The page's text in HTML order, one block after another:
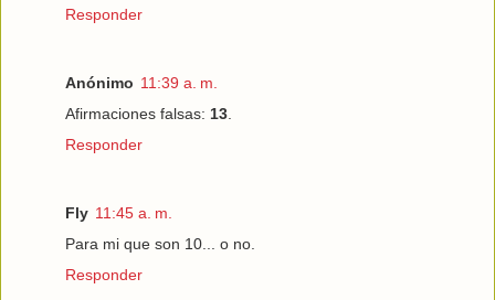
Responder
Anónimo 11:39 a. m.
Afirmaciones falsas: 13.
Responder
Fly 11:45 a. m.
Para mi que son 10... o no.
Responder